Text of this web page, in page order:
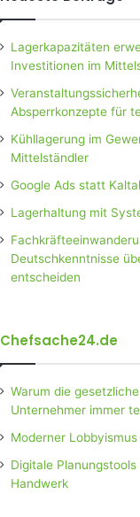
Lagerkapazitäten
Investitionen im
Absperrkonzepte für
Kühllagerung im
Mittelständler
Google Ads statt
Lagerhaltung mit
Deutschkenntnisse
entscheiden
Chefsache24.de
Warum die
Unternehmer immer
Moderner Lobbyismus
Digitale
Handwerk